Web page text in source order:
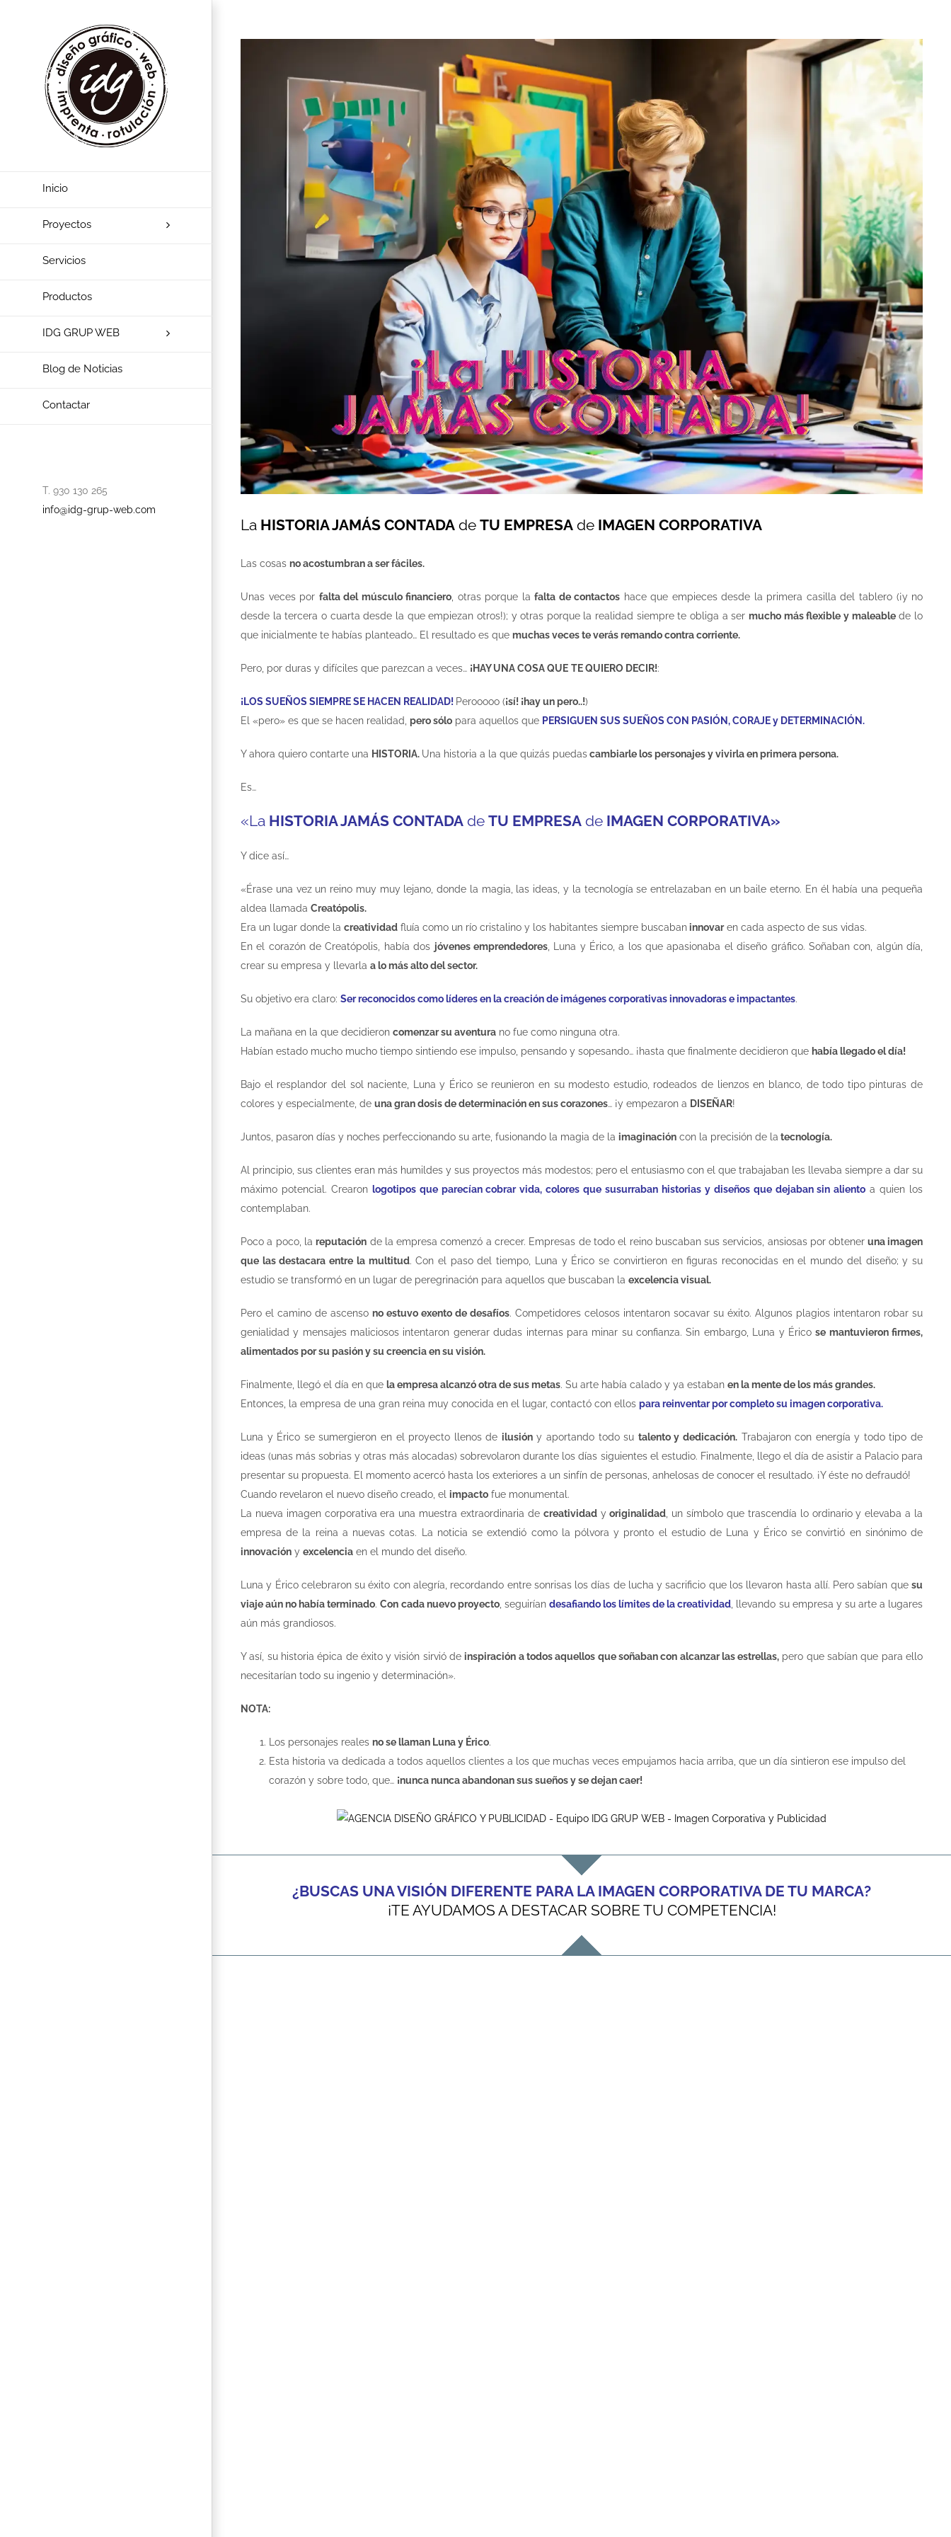
Inicio
Proyectos
Servicios
Productos
IDG GRUP WEB
Blog de Noticias
Contactar
T. 930 130 265
info@idg-grup-web.com
La HISTORIA JAMÁS CONTADA de TU EMPRESA de IMAGEN CORPORATIVA
Las cosas no acostumbran a ser fáciles.
Unas veces por falta del músculo financiero , otras porque lafalta de contactos hace que empieces desde la primera casilla del tablero (¡y no
desde la tercera o cuarta desde la que empiezan otros!); y otras porque la realidad siempre te obliga a sermucho más flexible y maleablede lo
que inicialmente te habías planteado… El resultado es que muchas veces te verás remando contra corriente.
Pero, por duras y difíciles que parezcan a veces… ¡HAY UNA COSA QUE TE QUIERO DECIR!:
¡LOS SUEÑOS SIEMPRE SE HACEN REALIDAD! Perooooo (¡sí! ¡hay un pero..!)
El «pero» es que se hacen realidad, pero sólo para aquellos que PERSIGUEN SUS SUEÑOS CON PASIÓN, CORAJE y DETERMINACIÓN.
Y ahora quiero contarte una HISTORIA. Una historia a la que quizás puedascambiarle los personajes y vivirla en primera persona.
Es…
«La HISTORIAJAMÁS CONTADA de TU EMPRESA de IMAGEN CORPORATIVA»
Y dice así…
«Érase una vez un reino muy muy lejano, donde la magia, las ideas, y la tecnología se entrelazaban en un baile eterno. En él había una pequeña
aldea llamada Creatópolis.
Era un lugar donde la creatividad fluía como un río cristalino y los habitantes siempre buscabaninnovaren cada aspecto de sus vidas.
En el corazón de Creatópolis, había dos jóvenes emprendedores, Luna y Érico, a los que apasionaba el diseño gráfico. Soñaban con, algún día,
crear su empresa y llevarla a lo más alto del sector.
Su objetivo era claro: Ser reconocidos como líderes en la creación de imágenes corporativas innovadoras e impactantes.
La mañana en la que decidieron comenzar su aventura no fue como ninguna otra.
Habían estado mucho mucho tiempo sintiendo ese impulso, pensando y sopesando… ¡hasta que finalmente decidieron que había llegado el día!
Bajo el resplandor del sol naciente, Luna y Érico se reunieron en su modesto estudio, rodeados de lienzos en blanco, de todo tipo pinturas de
colores y especialmente, de una gran dosis de determinación en sus corazones… ¡y empezaron a DISEÑAR!
Juntos, pasaron días y noches perfeccionando su arte, fusionando la magia de la imaginación con la precisión de la tecnología.
Al principio, sus clientes eran más humildes y sus proyectos más modestos; pero el entusiasmo con el que trabajaban les llevaba siempre a dar su
máximo potencial. Crearon logotipos que parecían cobrar vida, colores que susurraban historias y diseños que dejaban sin aliento a quien los
contemplaban.
Poco a poco, lareputación de la empresa comenzó a crecer. Empresas de todo el reino buscaban sus servicios, ansiosas por obtener una imagen
que las destacara entre la multitud. Con el paso del tiempo, Luna y Érico se convirtieron en figuras reconocidas en el mundo del diseño; y su
estudio se transformó en un lugar de peregrinación para aquellos que buscaban la excelencia visual.
Pero el camino de ascenso no estuvo exento de desafíos. Competidores celosos intentaron socavar su éxito. Algunos plagios intentaron robar su
genialidad y mensajes maliciosos intentaron generar dudas internas para minar su confianza. Sin embargo, Luna y Éricose mantuvieron firmes,
alimentados por su pasión y su creencia en su visión.
Finalmente, llegó el día en que la empresa alcanzó otra de sus metas. Su arte había calado y ya estaban en la mente de los más grandes.
Entonces, la empresa de una gran reina muy conocida en el lugar, contactó con ellos para reinventar por completo su imagen corporativa.
Luna y Érico se sumergieron en el proyecto llenos de ilusióny aportando todo su talento y dedicación.Trabajaron con energía y todo tipo de
ideas (unas más sobrias y otras más alocadas) sobrevolaron durante los días siguientes el estudio. Finalmente, llego el día de asistir a Palacio para
presentar su propuesta. El momento acercó hasta los exteriores a un sinfín de personas, anhelosas de conocer el resultado. ¡Y éste no defraudó!
Cuando revelaron el nuevo diseño creado, el impacto fue monumental.
La nueva imagen corporativa era una muestra extraordinaria de creatividadyoriginalidad , un símbolo que trascendía lo ordinario y elevaba a la
empresa de la reina a nuevas cotas. La noticia se extendió como la pólvora y pronto el estudio de Luna y Érico se convirtió en sinónimo de
innovación y excelencia en el mundo del diseño.
Luna y Érico celebraron su éxito con alegría, recordando entre sonrisas los días de lucha y sacrificio que los llevaron hasta allí. Pero sabían que su
viaje aún no había terminado.Con cada nuevo proyecto, seguirían desafiando los límites de la creatividad , llevando su empresa y su arte a lugares
aún más grandiosos.
Y así, su historia épica de éxito y visión sirvió deinspiración a todos aquellos que soñaban con alcanzar las estrellas, pero que sabían que para ello
necesitarían todo su ingenio y determinación».
NOTA:
Los personajes reales no se llaman Luna y Érico.
Esta historia va dedicada a todos aquellos clientes a los que muchas veces empujamos hacia arriba, que un día sintieron ese impulso del
corazón y sobre todo, que… ¡nunca nunca abandonan sus sueños y se dejan caer!
¿BUSCAS UNA VISIÓN DIFERENTE PARA LA IMAGEN CORPORATIVA DE TU MARCA?
¡TE AYUDAMOS A DESTACAR SOBRE TU COMPETENCIA!